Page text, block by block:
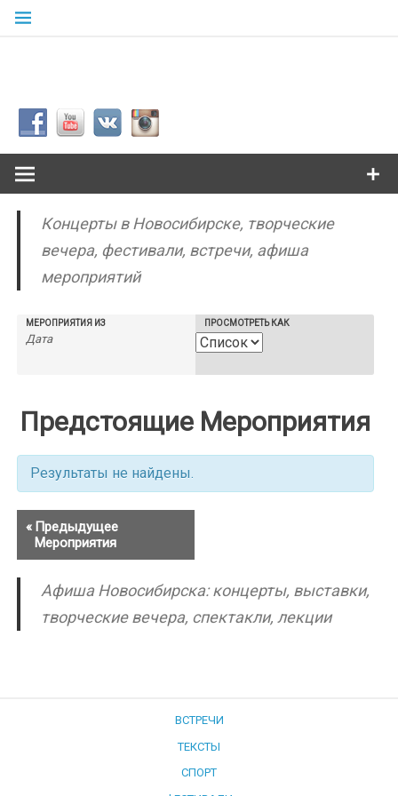
Skip
Концерты в Новосибирске, творческие
вечера, фестивали, встречи, афиша
мероприятий
Навигация
вида
мероприятия
ПРОСМОТРЕТЬ КАК
МЕРОПРИЯТИЯ ИЗ
Предстоящие Мероприятия
Результаты не найдены.
Навигация
по
списку
Мероприятия
« Предыдущее
Мероприятия
Афиша Новосибирска: концерты, выставки,
творческие вечера, спектакли, лекции
ВСТРЕЧИ
ТЕКСТЫ
СПОРТ